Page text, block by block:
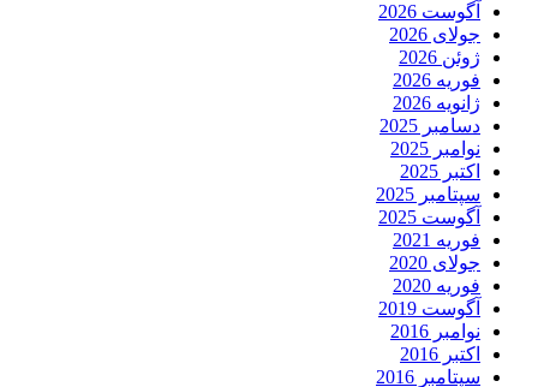
آگوست 2026
جولای 2026
ژوئن 2026
فوریه 2026
ژانویه 2026
دسامبر 2025
نوامبر 2025
اکتبر 2025
سپتامبر 2025
آگوست 2025
فوریه 2021
جولای 2020
فوریه 2020
آگوست 2019
نوامبر 2016
اکتبر 2016
سپتامبر 2016